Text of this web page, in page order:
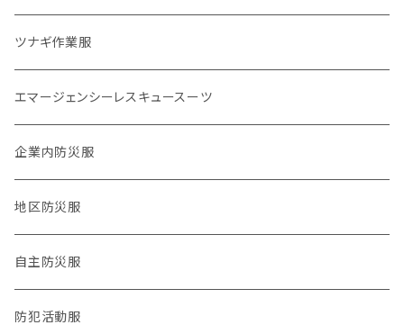
2024,1,1 能登半島地震
2024.9,21 能登北部豪雨
物資系
サバイバル系
タクティカル系
医療系
公職バックアップ系
防犯・防災警戒系
ツナギ作業服
エマージェンシーレスキュースーツ
企業内防災服
地区防災服
自主防災服
防犯活動服